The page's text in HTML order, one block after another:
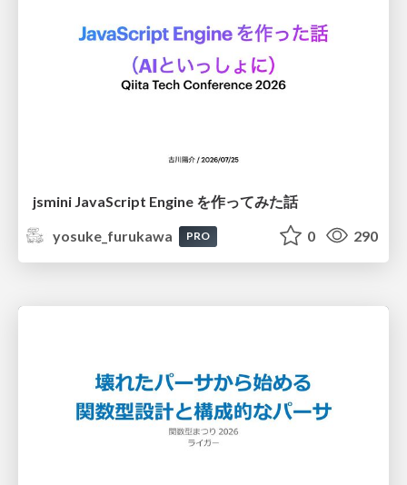
jsmini JavaScript Engine を作ってみた話
yosuke_furukawa
PRO 0 290